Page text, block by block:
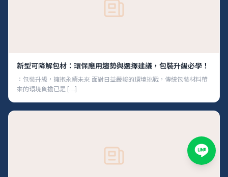
新型可降解包材：環保應用趨勢與選擇建議，包裝升級必學！
：包裝升級，擁抱永續未來 面對日益嚴峻的環境挑戰，傳統包裝材料帶
來的環境負擔已是 […]